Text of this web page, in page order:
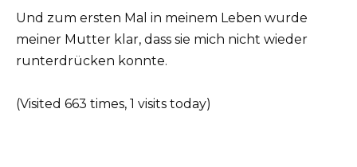
Und zum ersten Mal in meinem Leben wurde
meiner Mutter klar, dass sie mich nicht wieder
runterdrücken konnte.
(Visited 663 times, 1 visits today)